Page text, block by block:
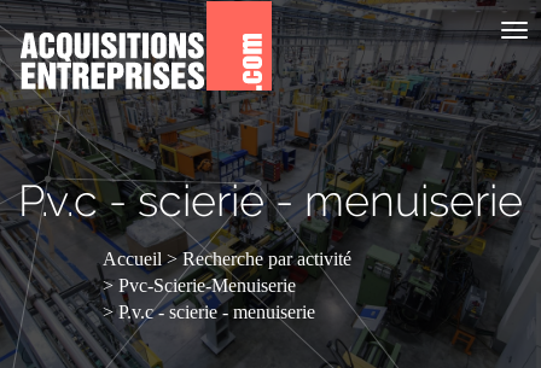
le
P.v.c - scierie - menuiserie
Accueil
Recherche par activité
Pvc-Scierie-Menuiserie
P.v.c - scierie - menuiserie